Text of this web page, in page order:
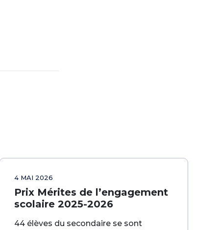
4 MAI 2026
Prix Mérites de l’engagement
scolaire 2025-2026
44 élèves du secondaire se sont